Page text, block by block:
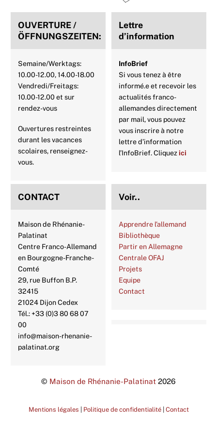
o
k
r e
s
p
p
I
OUVERTURE /
ÖFFNUNGSZEITEN:
Semaine/Werktags:
10.00-12.00, 14.00-18.00
Vendredi/Freitags:
10.00-12.00 et sur
rendez-vous
Ouvertures restreintes
durant les vacances
scolaires, renseignez-
vous.
Lettre
d’information
InfoBrief
Si vous tenez à être
informé.e et recevoir les
actualités franco-
allemandes directement
par mail, vous pouvez
vous inscrire à notre
lettre d’information
l’InfoBrief. Cliquezici
CONTACT
Maison de Rhénanie-
Palatinat
Centre Franco-Allemand
en Bourgogne-Franche-
Comté
29, rue Buffon B.P.
32415
21024 Dijon Cedex
Tél.: +33 (0)3 80 68 07
00
info@maison-rhenanie-
palatinat.org
Voir..
Apprendre l’allemand
Bibliothèque
Partir en Allemagne
Centrale OFAJ
Projets
Equipe
Contact
© Maison de Rhénanie-Palatinat 2026
Mentions légales Politique de confidentialité| Contact